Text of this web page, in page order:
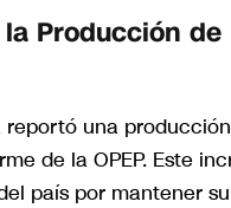
Producción
reportó una
de la OPEP. Este
país por mantener